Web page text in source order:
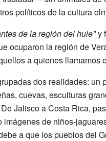
políticos de la cultura
de la región del hule"y
ocuparon la región de
a quienes llamamos
dos realidades: un
cuevas, esculturas
Jalisco a Costa Rica,
de niños-
a que los pueblos del